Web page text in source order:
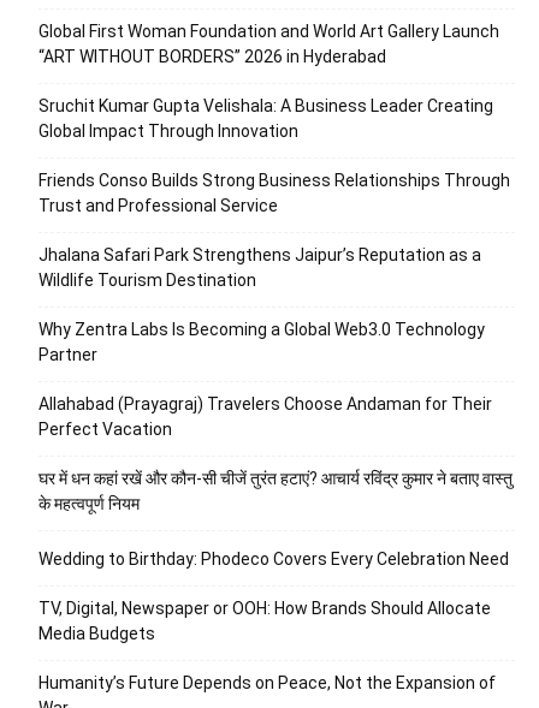
Global First Woman Foundation and World Art Gallery Launch
“ART WITHOUT BORDERS” 2026 in Hyderabad
Sruchit Kumar Gupta Velishala: A Business Leader Creating
Global Impact Through Innovation
Friends Conso Builds Strong Business Relationships Through
Trust and Professional Service
Jhalana Safari Park Strengthens Jaipur’s Reputation as a
Wildlife Tourism Destination
Why Zentra Labs Is Becoming a Global Web3.0 Technology
Partner
Allahabad (Prayagraj) Travelers Choose Andaman for Their
Perfect Vacation
घर में धन कहां रखें और कौन-सी चीजें तुरंत हटाएं? आचार्य रविंद्र कुमार ने बताए वास्तु
के महत्वपूर्ण नियम
Wedding to Birthday: Phodeco Covers Every Celebration Need
TV, Digital, Newspaper or OOH: How Brands Should Allocate
Media Budgets
Humanity’s Future Depends on Peace, Not the Expansion of